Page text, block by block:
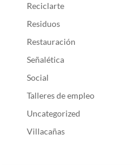
Reciclarte
Residuos
Restauración
Señalética
Social
Talleres de empleo
Uncategorized
Villacañas